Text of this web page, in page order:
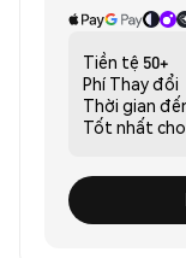
Tiền tệ 50+
Phí Thay đổi
Thời gian
Tốt nhất cho